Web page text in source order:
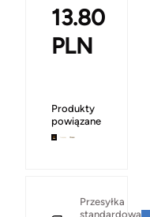
13.80
PLN
Produkty
powiązane
Przesyłka
standardowa